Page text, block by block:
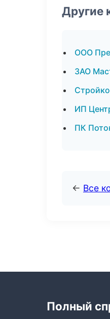
Другие
ООО
ЗАО
ИП
ПК
← Все
Полный